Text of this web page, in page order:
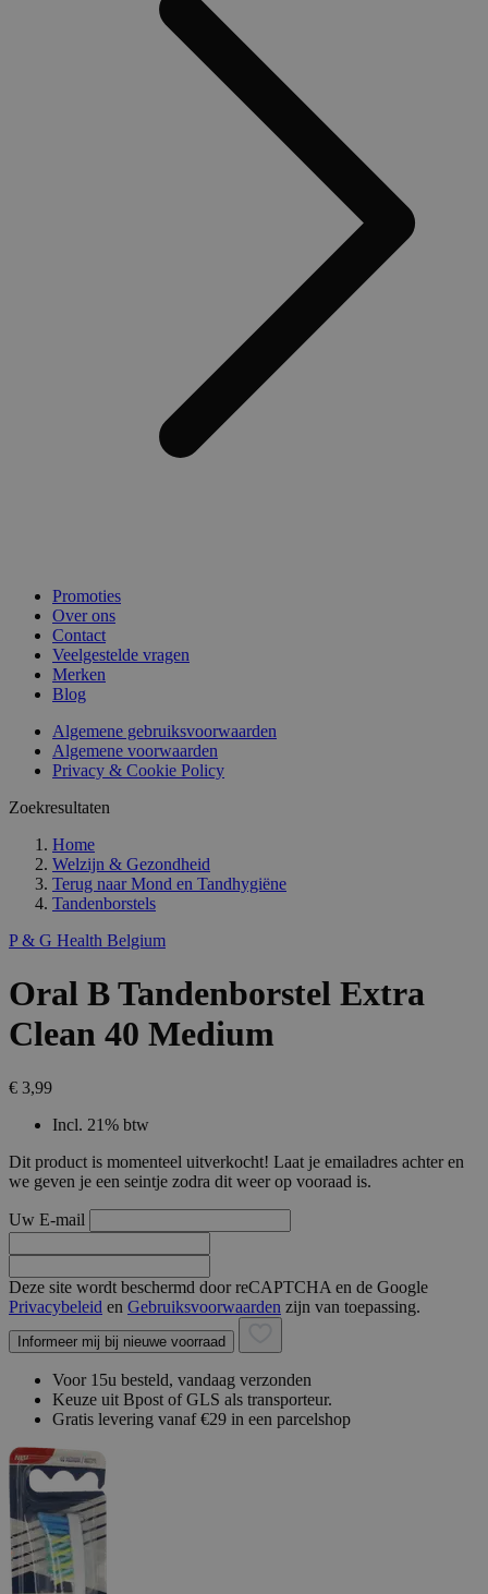
Promoties
Over ons
Contact
Veelgestelde vragen
Merken
Blog
Algemene gebruiksvoorwaarden
Algemene voorwaarden
Privacy & Cookie Policy
Zoekresultaten
Home
Welzijn & Gezondheid
Terug naar Mond en Tandhygiëne
Tandenborstels
P & G Health Belgium
Oral B Tandenborstel Extra
Clean 40 Medium
€ 3,99
Incl. 21% btw
Dit product is momenteel uitverkocht! Laat je emailadres achter en
we geven je een seintje zodra dit weer op vooraad is.
Uw E-mail
Deze site wordt beschermd door reCAPTCHA en de Google
Privacybeleid en Gebruiksvoorwaarden zijn van toepassing.
Informeer mij bij nieuwe voorraad
Voor 15u besteld, vandaag verzonden
Keuze uit Bpost of GLS als transporteur.
Gratis levering vanaf €29 in een parcelshop